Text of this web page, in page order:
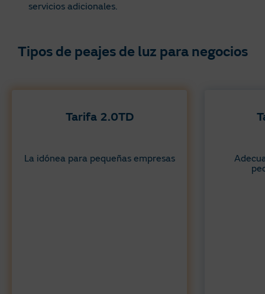
servicios adicionales.
Tipos de peajes de luz para negocios​
Tarifa 2.0TD​
La idónea para pequeñas empresas​​